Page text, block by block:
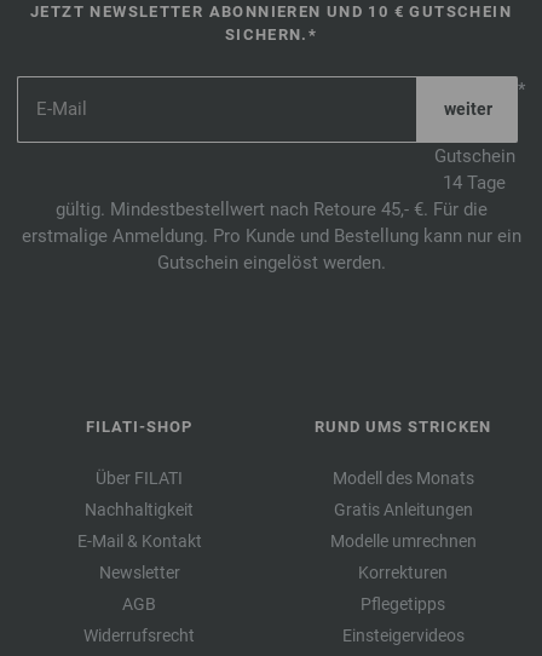
JETZT NEWSLETTER ABONNIEREN UND 10 € GUTSCHEIN
SICHERN.*
*
Gutschein
14 Tage
gültig. Mindestbestellwert nach Retoure 45,- €. Für die
erstmalige Anmeldung. Pro Kunde und Bestellung kann nur ein
Gutschein eingelöst werden.
FILATI-SHOP
Über FILATI
Nachhaltigkeit
E-Mail & Kontakt
Newsletter
AGB
Widerrufsrecht
RUND UMS STRICKEN
Modell des Monats
Gratis Anleitungen
Modelle umrechnen
Korrekturen
Pflegetipps
Einsteigervideos